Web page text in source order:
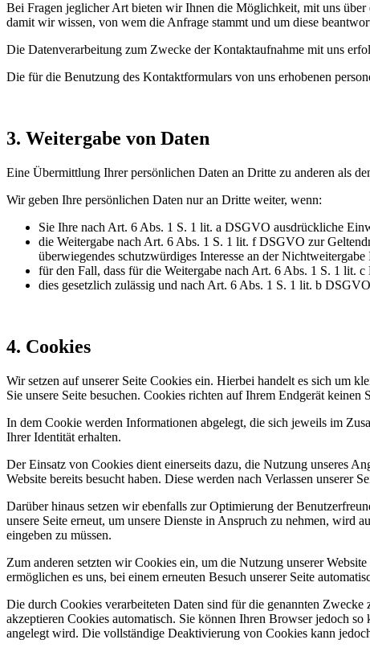
Bei Fragen jeglicher Art bieten wir Ihnen die Möglichkeit, mit uns
damit wir wissen, von wem die Anfrage stammt und um diese
Die Datenverarbeitung zum Zwecke der Kontaktaufnahme mit uns
Die für die Benutzung des Kontaktformulars von uns erhobenen
3. Weitergabe von Daten
Eine Übermittlung Ihrer persönlichen Daten an Dritte zu anderen als
Wir geben Ihre persönlichen Daten nur an Dritte weiter, wenn:
Sie Ihre nach Art. 6 Abs. 1 S. 1 lit. a DSGVO ausdrückliche
die Weitergabe nach Art. 6 Abs. 1 S. 1 lit. f DSGVO zur
überwiegendes schutzwürdiges Interesse an der Nichtweitergabe
für den Fall, dass für die Weitergabe nach Art. 6 Abs. 1 S. 1 lit.
dies gesetzlich zulässig und nach Art. 6 Abs. 1 S. 1 lit. b
4. Cookies
Wir setzen auf unserer Seite Cookies ein. Hierbei handelt es sich um
Sie unsere Seite besuchen. Cookies richten auf Ihrem Endgerät
In dem Cookie werden Informationen abgelegt, die sich jeweils im
Ihrer Identität erhalten.
Der Einsatz von Cookies dient einerseits dazu, die Nutzung unseres
Website bereits besucht haben. Diese werden nach Verlassen unserer
Darüber hinaus setzen wir ebenfalls zur Optimierung der
unsere Seite erneut, um unsere Dienste in Anspruch zu nehmen, wird
eingeben zu müssen.
Zum anderen setzten wir Cookies ein, um die Nutzung unserer
ermöglichen es uns, bei einem erneuten Besuch unserer Seite
Die durch Cookies verarbeiteten Daten sind für die genannten
akzeptieren Cookies automatisch. Sie können Ihren Browser jedoch
angelegt wird. Die vollständige Deaktivierung von Cookies kann